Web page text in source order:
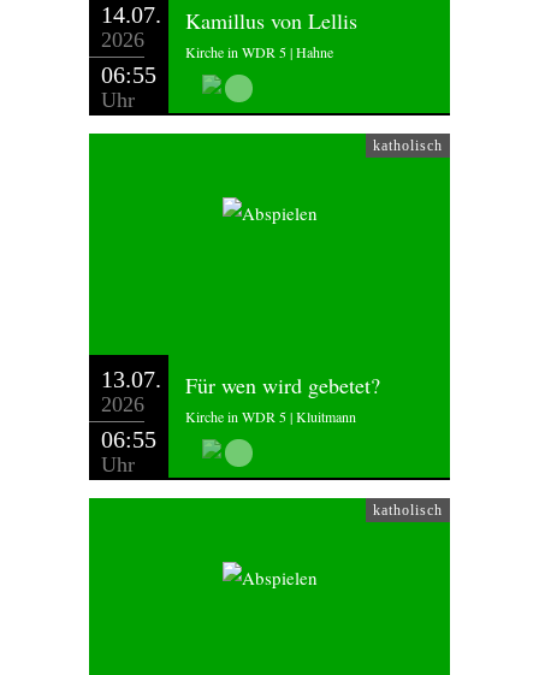
14.07.
2026
06:55
Uhr
Kamillus von Lellis
Kirche in WDR 5 | Hahne
katholisch
13.07.
2026
06:55
Uhr
Für wen wird gebetet?
Kirche in WDR 5 | Kluitmann
katholisch